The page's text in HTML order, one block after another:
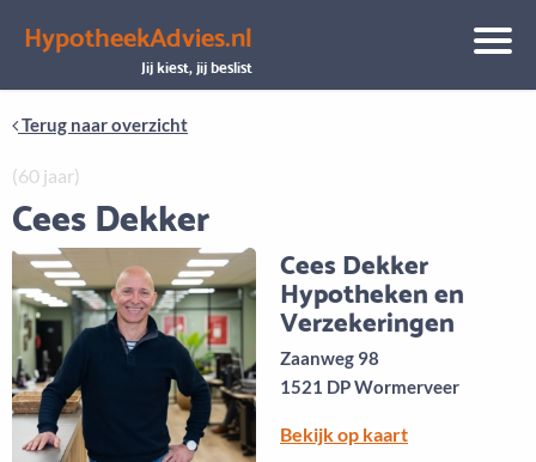
HypotheekAdvies.nl
Jij kiest, jij beslist
SnelheidPlan een gratis 1e gesprek binnen 1 minuut
Terug naar overzicht
(60 jaar)
Cees Dekker
Cees Dekker
Hypotheken en
Verzekeringen
Zaanweg 98
1521 DP Wormerveer
Bekijk op kaart